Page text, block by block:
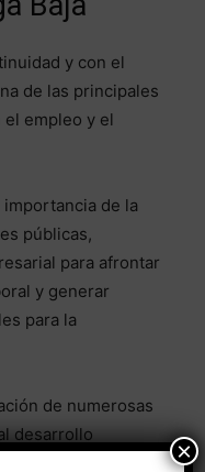
y con el
de las principales
el empleo y el
de la
públicas,
para afrontar
y generar
para la
de numerosas
desarrollo
×